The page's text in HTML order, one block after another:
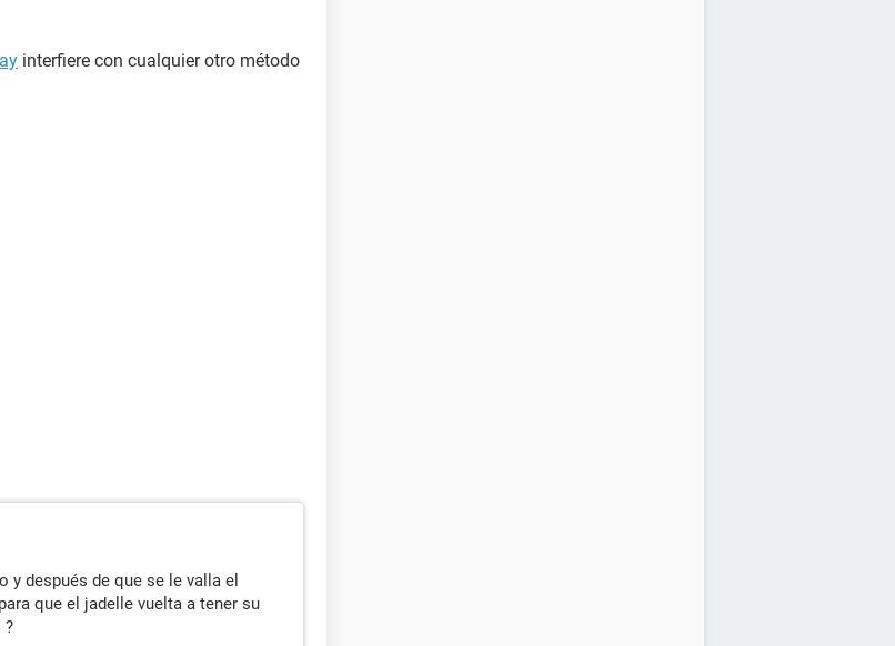
interfiere con cualquier otro método
y después de que se le valla el
que el jadelle vuelta a tener su
?